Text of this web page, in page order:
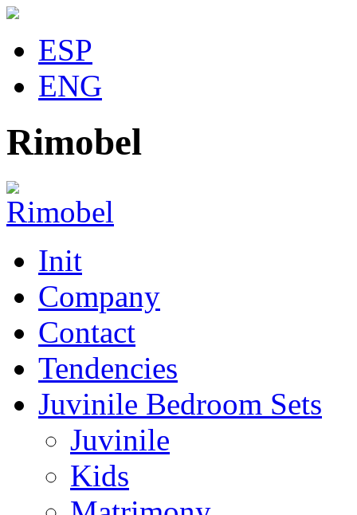
ESP
ENG
Rimobel
Init
Company
Contact
Tendencies
Juvinile Bedroom Sets
Juvinile
Kids